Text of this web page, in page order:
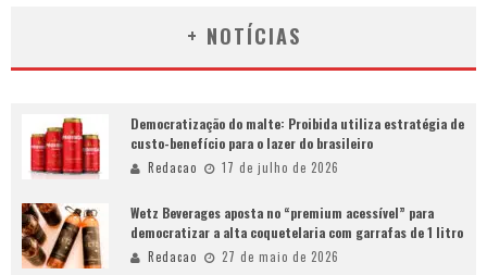
+ NOTÍCIAS
Democratização do malte: Proibida utiliza estratégia de
custo-benefício para o lazer do brasileiro
Redacao 17 de julho de 2026
Wetz Beverages aposta no “premium acessível” para
democratizar a alta coquetelaria com garrafas de 1 litro
Redacao 27 de maio de 2026